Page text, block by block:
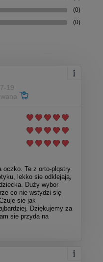
(0)
(0)
19
oczko. Te z orto-plqstry
lekko sie odklejają,
Duży wybor
co nie wstydzi się
sie jak
Dziękujemy za
sie przyda na